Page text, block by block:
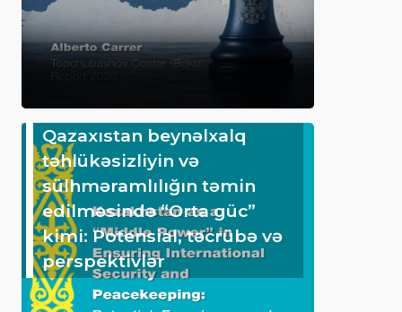
Qazaxıstan beynəlxalq
təhlükəsizliyin və
sülhməramlılığın təmin
edilməsində “Orta güc”
kimi: Potensial, təcrübə və
perspektivlər